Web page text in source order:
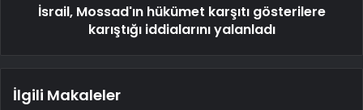
İsrail, Mossad'ın hükümet karşıtı gösterilere
karıştığı iddialarını yalanladı
İlgili Makaleler